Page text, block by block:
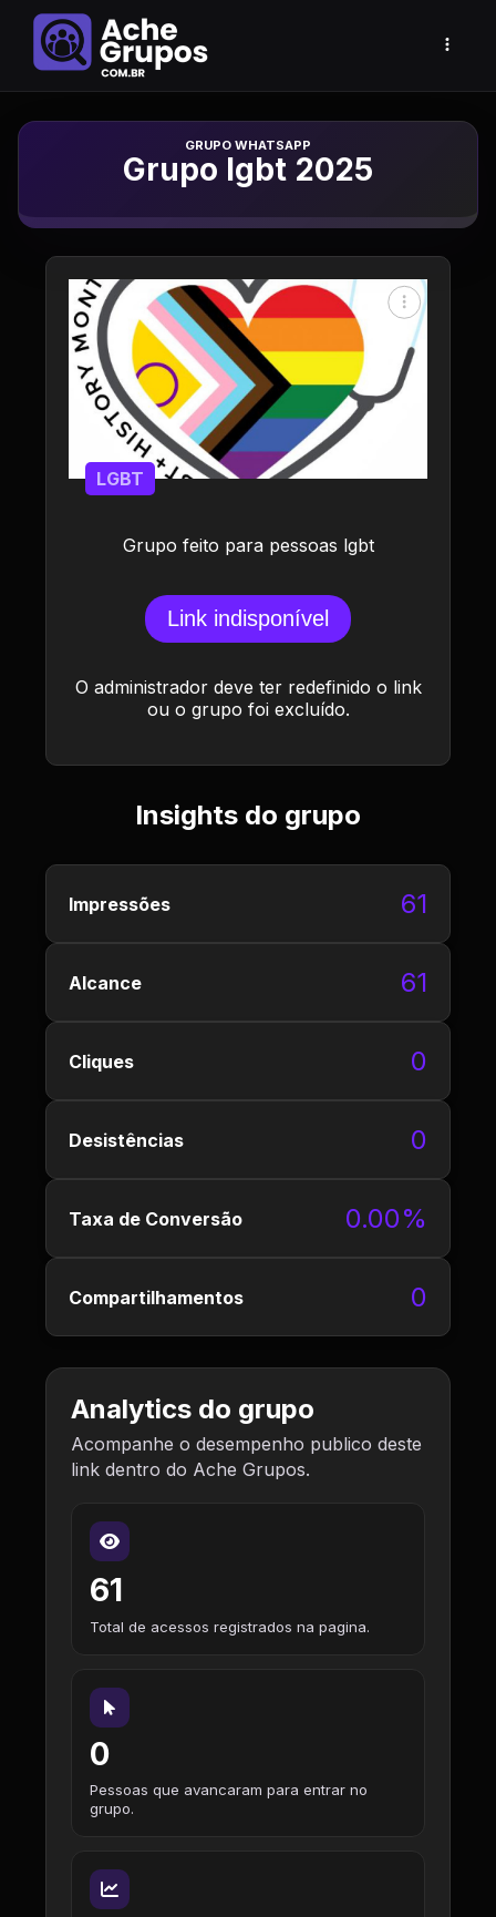
Grupo de Whatsapp
Grupo lgbt 2025
Grupo feito para pessoas lgbt
LGBT
Link indisponível
O administrador deve ter redefinido o link
ou o grupo foi excluído.
Insights do grupo
Impressões 61
Alcance 61
Cliques 0
Desistências 0
Taxa de Conversão 0.00%
Compartilhamentos 0
Analytics do grupo
Acompanhe o desempenho publico deste
link dentro do Ache Grupos.
61
Total de acessos registrados na pagina.
0
Pessoas que avancaram para entrar no
grupo.